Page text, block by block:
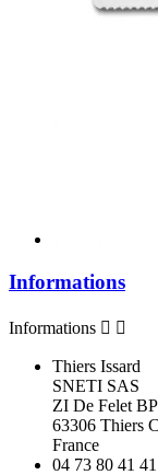
Informations
Informations  
Thiers Issard
SNETI SAS
ZI De Felet
63306 Thiers
France
04 73 80 41 41